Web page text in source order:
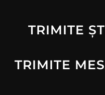
TRIMITE
TRIMITE